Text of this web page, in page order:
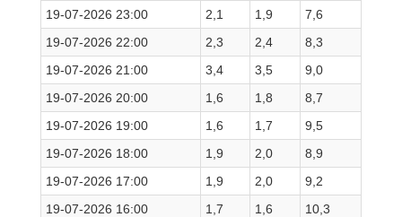
19-07-2026 23:00
2,1 1,9
7,6
19-07-2026 22:00
2,3 2,4
8,3
19-07-2026 21:00
3,4 3,5
9,0
19-07-2026 20:00
1,6 1,8
8,7
19-07-2026 19:00
1,6 1,7
9,5
19-07-2026 18:00
1,9 2,0
8,9
19-07-2026 17:00
1,9 2,0
9,2
19-07-2026 16:00
1,7 1,6
10,3